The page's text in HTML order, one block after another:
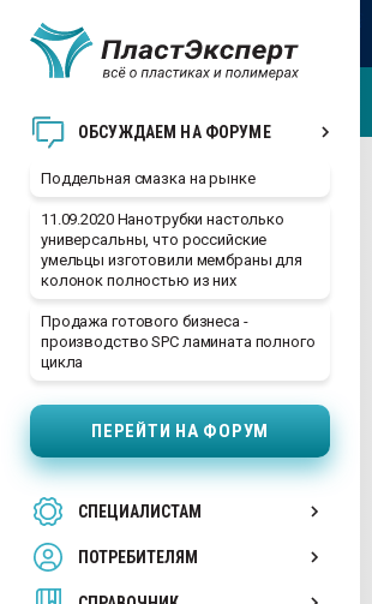
ОБСУЖДАЕМ НА ФОРУМЕ
Поддельная смазка на рынке
11.09.2020 Нанотрубки настолько
универсальны, что российские
умельцы изготовили мембраны для
колонок полностью из них
Продажа готового бизнеса -
производство SPC ламината полного
цикла
ПЕРЕЙТИ НА ФОРУМ
СПЕЦИАЛИСТАМ
ПОТРЕБИТЕЛЯМ